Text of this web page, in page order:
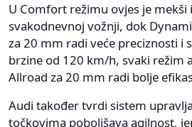
U Comfort režimu ovjes je mekši
svakodnevnoj vožnji, dok
za 20 mm radi veće preciznosti i
brzine od 120 km/h, svaki režim
Allroad za 20 mm radi bolje
Audi također tvrdi sistem
točkovima poboljšava agilnost,